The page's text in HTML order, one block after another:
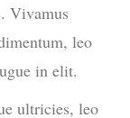
Vivamus
leo
in elit.
ultricies, leo